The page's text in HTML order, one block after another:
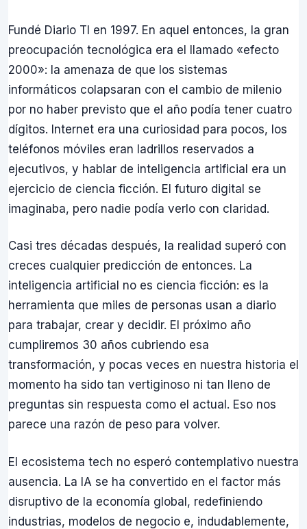
Fundé Diario TI en 1997. En aquel entonces, la gran
preocupación tecnológica era el llamado «efecto
2000»: la amenaza de que los sistemas
informáticos colapsaran con el cambio de milenio
por no haber previsto que el año podía tener cuatro
dígitos. Internet era una curiosidad para pocos, los
teléfonos móviles eran ladrillos reservados a
ejecutivos, y hablar de inteligencia artificial era un
ejercicio de ciencia ficción. El futuro digital se
imaginaba, pero nadie podía verlo con claridad.
Casi tres décadas después, la realidad superó con
creces cualquier predicción de entonces. La
inteligencia artificial no es ciencia ficción: es la
herramienta que miles de personas usan a diario
para trabajar, crear y decidir. El próximo año
cumpliremos 30 años cubriendo esa
transformación, y pocas veces en nuestra historia el
momento ha sido tan vertiginoso ni tan lleno de
preguntas sin respuesta como el actual. Eso nos
parece una razón de peso para volver.
El ecosistema tech no esperó contemplativo nuestra
ausencia. La IA se ha convertido en el factor más
disruptivo de la economía global, redefiniendo
industrias, modelos de negocio e, indudablemente,